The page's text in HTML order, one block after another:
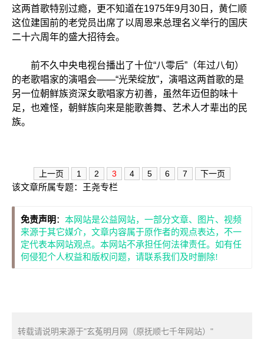
这两首歌特别过瘾，更不知道在1975年9月30日，黄仁顺
这位建国前的老党员出席了以周恩来总理名义举行的国庆
二十六周年的盛大招待会。
前不久中央电视台播出了十位“八零后”（年过八旬）
的老歌唱家的演唱会——“光荣绽放”，演唱这两首歌的是
另一位朝鲜族资深女歌唱家方初善，虽然年迈但韵味十
足，也难怪，朝鲜族向来是能歌善舞、艺术人才辈出的民
族。
上一页 1 2 3 4 5 6 7 下一页
该文章所属专题： 王尧专栏
免责声明 ： 本网站是公益网站，一部分文章、图片、视频
来源于其它媒介，文章内容属于原作者的观点表达，不一
定代表本网站观点。本网站不承担任何法律责任。如有任
何侵犯个人权益和版权问题，请联系我们及时删除!
转载请说明来源于"玄菟明月网（原抚顺七千年网站）"